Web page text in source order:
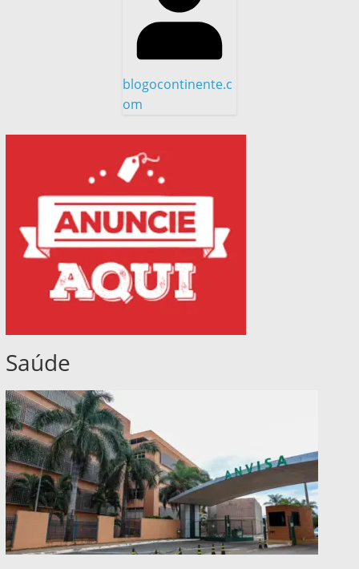
blogocontinente.c
om
Saúde